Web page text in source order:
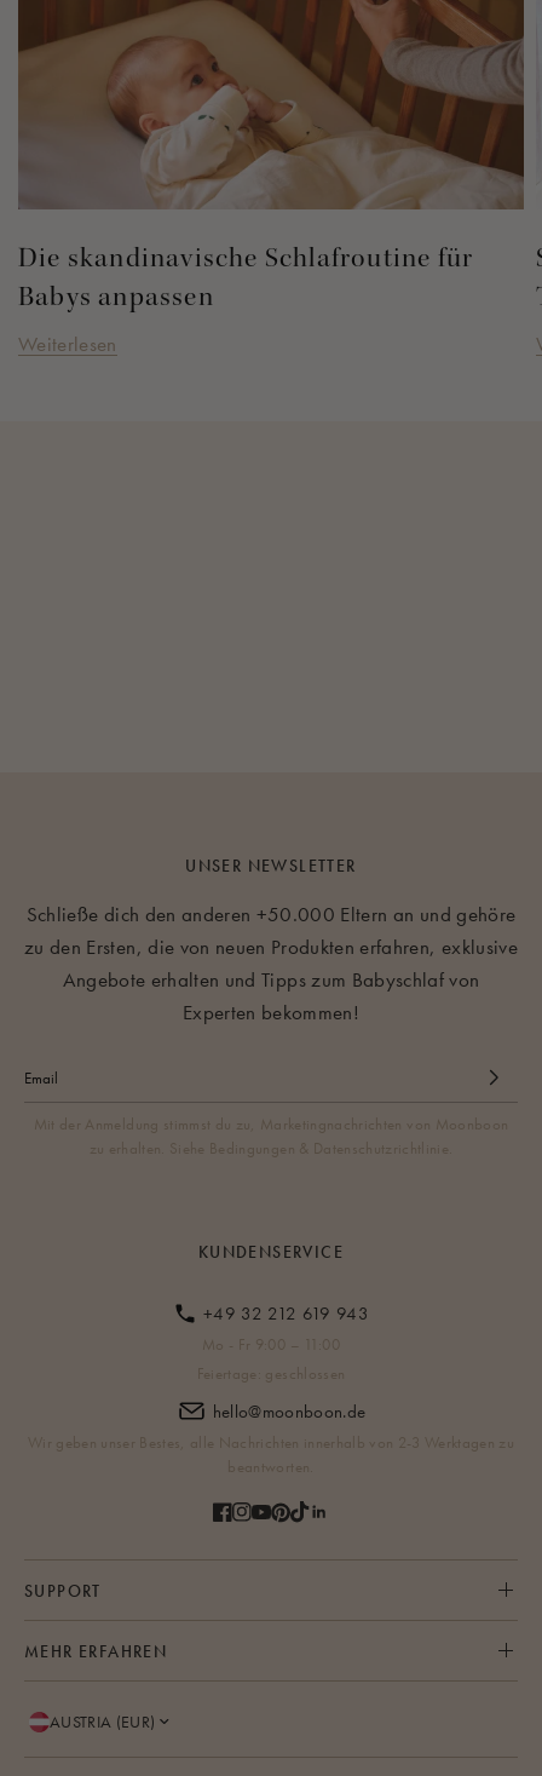
Die skandinavische Schlafroutine für
Babys anpassen
Weiterlesen
MEHR ERFAHREN
UNSER NEWSLETTER
Schließe dich den anderen +50.000 Eltern an und gehöre
zu den Ersten, die von neuen Produkten erfahren, exklusive
Angebote erhalten und Tipps zum Babyschlaf von
Experten bekommen!
Mit der Anmeldung stimmst du zu, Marketingnachrichten von Moonboon
zu erhalten. Siehe Bedingungen & Datenschutzrichtlinie.
KUNDENSERVICE
+49 32 212 619 943
Mo - Fr 9:00 – 11:00
Feiertage: geschlossen
hello@moonboon.de
Wir geben unser Bestes, alle Nachrichten innerhalb von 2-3 Werktagen zu
beantworten.
SUPPORT
AUSTRIA (EUR)